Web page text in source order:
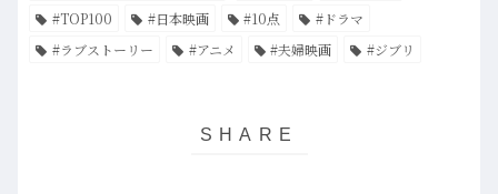
#TOP100 #日本映画 #10点
#ドラマ
#ラブストーリー
#アニメ #夫婦映画 #ジブリ